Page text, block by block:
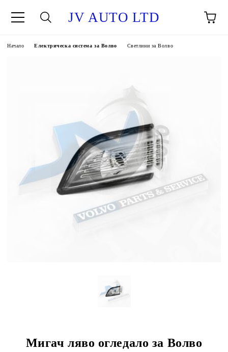
JV AUTO LTD
Начало Електрическа система за Волво Светлини за Волво
Мигач ляво огледало за Волво